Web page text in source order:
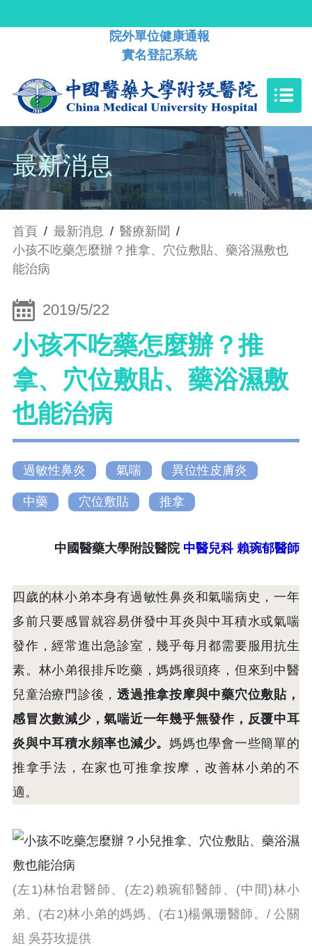
院外單位健康通報
實名登記系統
最新消息
首頁 / 最新消息 / 醫療新聞 /
小孩不吃藥怎麼辦？推拿、穴位敷貼、藥浴濕敷也
能治病
2019/5/22
小孩不吃藥怎麼辦？推
拿、穴位敷貼、藥浴濕敷
也能治病
過敏性鼻炎 氣喘 異位性皮膚炎
中藥 穴位敷貼 推拿
中國醫藥大學附設醫院 中醫兒科 賴琬郁醫師
四歲的林小弟本身有過敏性鼻炎和氣喘病史，一年
多前只要感冒就容易併發中耳炎與中耳積水或氣喘
發作，經常進出急診室，幾乎每月都需要服用抗生
素。林小弟很排斥吃藥，媽媽很頭疼，但來到中醫
兒童治療門診後，透過推拿按摩與中藥穴位敷貼，
感冒次數減少，氣喘近一年幾乎無發作，反覆中耳
炎與中耳積水頻率也減少。媽媽也學會一些簡單的
推拿手法，在家也可推拿按摩，改善林小弟的不
適。
(左1)林怡君醫師、(左2)賴琬郁醫師、(中間)林小
弟、(右2)林小弟的媽媽、(右1)楊佩珊醫師。/ 公關
組 吳芬玫提供